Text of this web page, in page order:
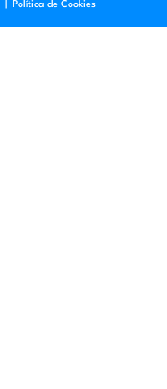
Política de Cookies